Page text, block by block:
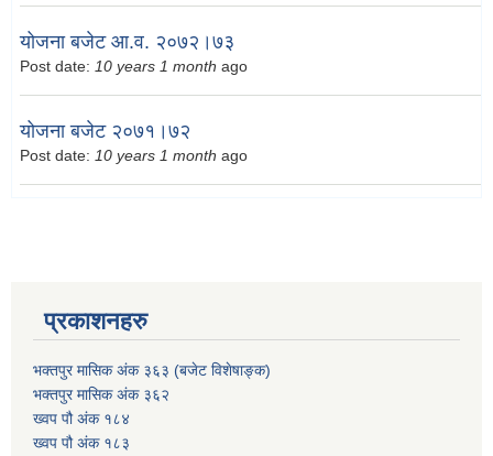
योजना बजेट आ.व. २०७२।७३
Post date: 10 years 1 month ago
योजना बजेट २०७१।७२
Post date: 10 years 1 month ago
प्रकाशनहरु
भक्तपुर मासिक अंक ३६३ (बजेट विशेषाङ्क)
भक्तपुर मासिक अंक ३६२
ख्वप पौ अंक १८४
ख्वप पौ अंक १८३